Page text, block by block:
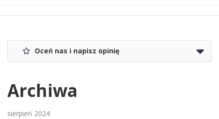
Oceń nas i napisz opinię
Archiwa
sierpień 2024